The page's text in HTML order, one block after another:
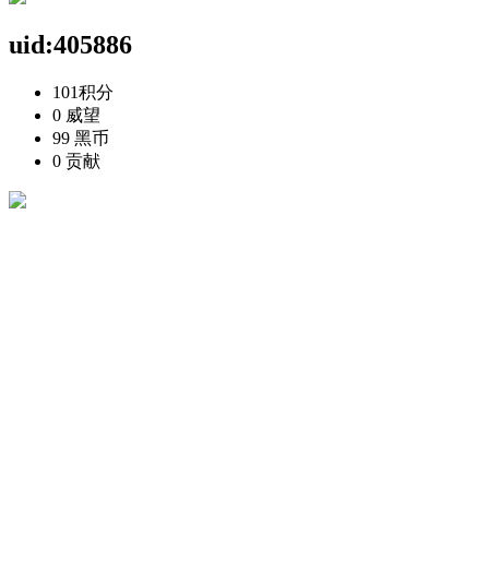
uid:405886
101积分
0 威望
99 黑币
0 贡献